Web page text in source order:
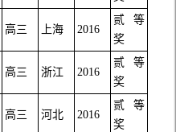
高三 上海 2016
贰等
奖
高三 浙江 2016
贰等
奖
高三 河北 2016
贰等
奖